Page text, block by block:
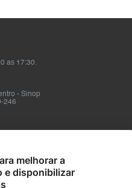
as 17:30.
- Sinop
246
melhorar a
e disponibilizar